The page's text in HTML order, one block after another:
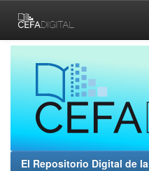
navigation
El Repositorio Digital de